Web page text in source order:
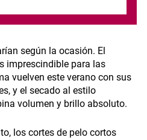
según la ocasión. El
imprescindible para las
vuelven este verano con sus
y el secado al estilo
volumen y brillo absoluto.
los cortes de pelo cortos